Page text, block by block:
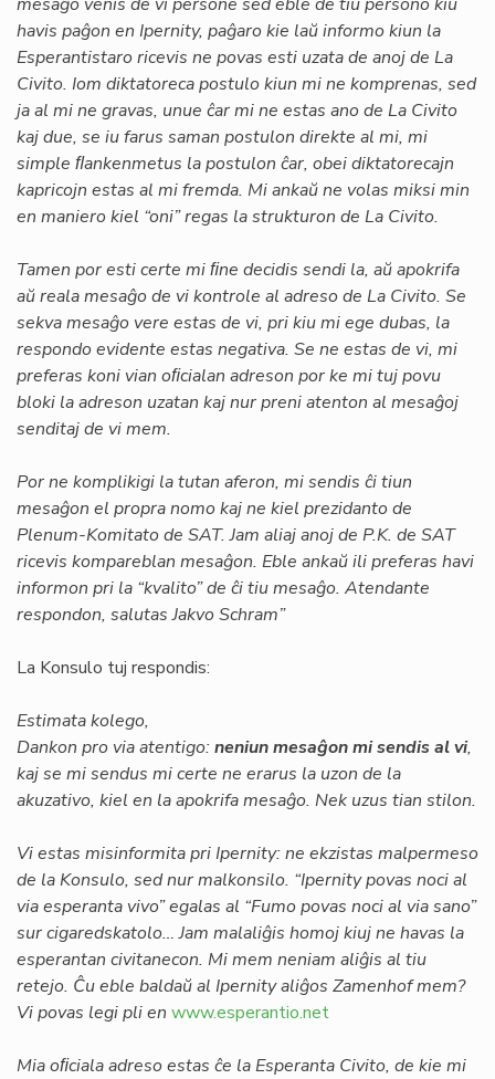
havis paĝon en Ipernity, paĝaro kie laŭ informo kiun la
Esperantistaro ricevis ne povas esti uzata de anoj de La
Civito. Iom diktatoreca postulo kiun mi ne komprenas, sed
ja al mi ne gravas, unue ĉar mi ne estas ano de La Civito
kaj due, se iu farus saman postulon direkte al mi, mi
simple ﬂankenmetus la postulon ĉar, obei diktatorecajn
kapricojn estas al mi fremda. Mi ankaŭ ne volas miksi min
en maniero kiel “oni” regas la strukturon de La Civito.
Tamen por esti certe mi ﬁne decidis sendi la, aŭ apokrifa
aŭ reala mesaĝo de vi kontrole al adreso de La Civito. Se
sekva mesaĝo vere estas de vi, pri kiu mi ege dubas, la
respondo evidente estas negativa. Se ne estas de vi, mi
preferas koni vian oﬁcialan adreson por ke mi tuj povu
bloki la adreson uzatan kaj nur preni atenton al mesaĝoj
senditaj de vi mem.
Por ne komplikigi la tutan aferon, mi sendis ĉi tiun
mesaĝon el propra nomo kaj ne kiel prezidanto de
Plenum-Komitato de SAT. Jam aliaj anoj de P.K. de SAT
ricevis kompareblan mesaĝon. Eble ankaŭ ili preferas havi
informon pri la “kvalito” de ĉi tiu mesaĝo. Atendante
respondon, salutas Jakvo Schram”
La Konsulo tuj respondis:
Estimata kolego,
Dankon pro via atentigo:neniun mesaĝon mi sendis al vi,
kaj se mi sendus mi certe ne erarus la uzon de la
akuzativo, kiel en la apokrifa mesaĝo. Nek uzus tian stilon.
Vi estas misinformita pri Ipernity: ne ekzistas malpermeso
de la Konsulo, sed nur malkonsilo. “Ipernity povas noci al
via esperanta vivo” egalas al “Fumo povas noci al via sano”
sur cigaredskatolo… Jam malaliĝis homoj kiuj ne havas la
esperantan civitanecon. Mi mem neniam aliĝis al tiu
retejo. Ĉu eble baldaŭ al Ipernity aliĝos Zamenhof mem?
Vi povas legi pli en www.esperantio.net
Mia oﬁciala adreso estas ĉe la Esperanta Civito, de kie mi